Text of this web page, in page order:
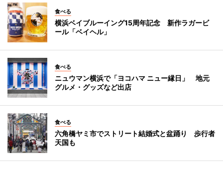
食べる
横浜ベイブルーイング15周年記念 新作ラガービ
ール「ベイヘル」
食べる
ニュウマン横浜で「ヨコハマ ニュー縁日」 地元
グルメ・グッズなど出店
食べる
六角橋ヤミ市でストリート結婚式と盆踊り 歩行者
天国も